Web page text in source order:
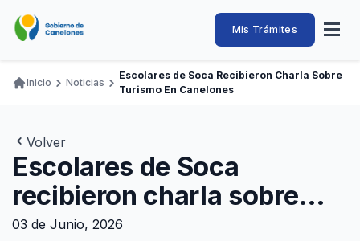
contenido
Intendencia
de
Canelones
Abrir
Navegación
Mis Trámites
Ingresar
Adquisiciones
Canelones Te Escucha
Teléfonos
Ruta
navegación
Inicio Noticias
Escolares de Soca Recibieron Charla Sobre
Turismo En Canelones
Volver
Escolares de Soca
recibieron charla sobre
turismo en Canelones
03 de Junio, 2026